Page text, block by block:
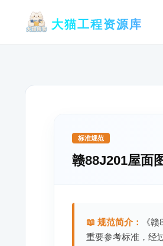
大猫工程资源库
标准规范
赣88J201屋面
📖 规范简介：
《
重要参考标准，经